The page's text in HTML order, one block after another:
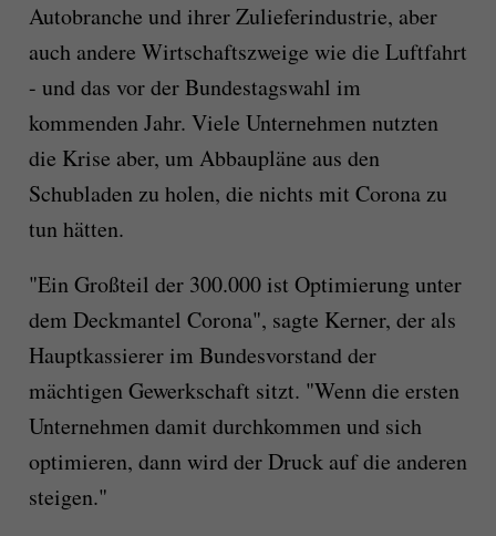
Autobranche und ihrer Zulieferindustrie, aber
auch andere Wirtschaftszweige wie die Luftfahrt
- und das vor der Bundestagswahl im
kommenden Jahr. Viele Unternehmen nutzten
die Krise aber, um Abbaupläne aus den
Schubladen zu holen, die nichts mit Corona zu
tun hätten.
"Ein Großteil der 300.000 ist Optimierung unter
dem Deckmantel Corona", sagte Kerner, der als
Hauptkassierer im Bundesvorstand der
mächtigen Gewerkschaft sitzt. "Wenn die ersten
Unternehmen damit durchkommen und sich
optimieren, dann wird der Druck auf die anderen
steigen."